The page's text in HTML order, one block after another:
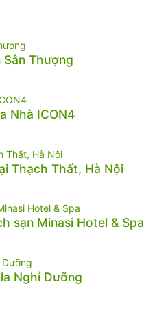
Sân Thượng
Nhà ICON4
Thạch Thất, Hà Nội
sạn Minasi Hotel & Spa
Nghỉ Dưỡng